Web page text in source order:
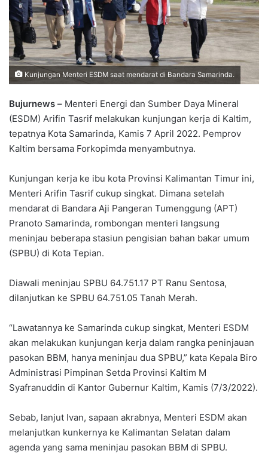
Kunjungan Menteri ESDM saat mendarat di Bandara Samarinda.
Bujurnews – Menteri Energi dan Sumber Daya Mineral
(ESDM) Arifin Tasrif melakukan kunjungan kerja di Kaltim,
tepatnya Kota Samarinda, Kamis 7 April 2022. Pemprov
Kaltim bersama Forkopimda menyambutnya.
Kunjungan kerja ke ibu kota Provinsi Kalimantan Timur ini,
Menteri Arifin Tasrif cukup singkat. Dimana setelah
mendarat di Bandara Aji Pangeran Tumenggung (APT)
Pranoto Samarinda, rombongan menteri langsung
meninjau beberapa stasiun pengisian bahan bakar umum
(SPBU) di Kota Tepian.
Diawali meninjau SPBU 64.751.17 PT Ranu Sentosa,
dilanjutkan ke SPBU 64.751.05 Tanah Merah.
“Lawatannya ke Samarinda cukup singkat, Menteri ESDM
akan melakukan kunjungan kerja dalam rangka peninjauan
pasokan BBM, hanya meninjau dua SPBU,” kata Kepala Biro
Administrasi Pimpinan Setda Provinsi Kaltim M
Syafranuddin di Kantor Gubernur Kaltim, Kamis (7/3/2022).
Sebab, lanjut Ivan, sapaan akrabnya, Menteri ESDM akan
melanjutkan kunkernya ke Kalimantan Selatan dalam
agenda yang sama meninjau pasokan BBM di SPBU.